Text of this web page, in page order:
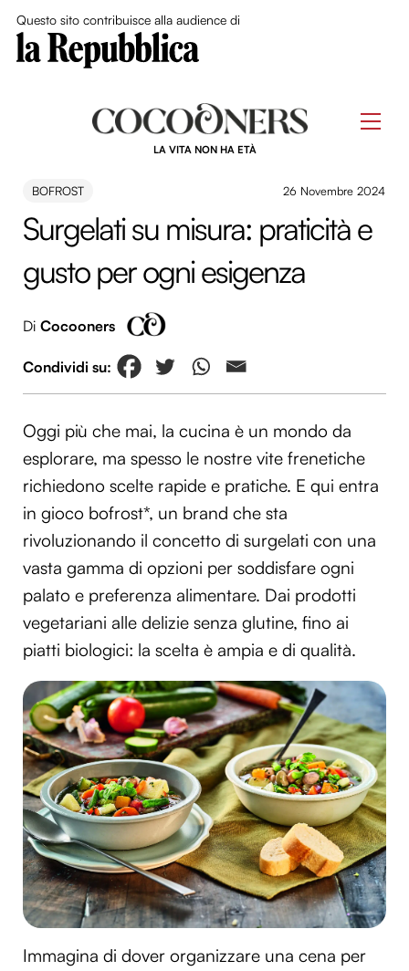
Questo sito contribuisce alla audience di
LA VITA NON HA ETÀ
BOFROST 26 Novembre 2024
Surgelati su misura: praticità e
gusto per ogni esigenza
Di Cocooners
Oggi più che mai, la cucina è un mondo da
esplorare, ma spesso le nostre vite frenetiche
richiedono scelte rapide e pratiche. E qui entra
in gioco bofrost*, un brand che sta
rivoluzionando il concetto di surgelati con una
vasta gamma di opzioni per soddisfare ogni
palato e preferenza alimentare. Dai prodotti
vegetariani alle delizie senza glutine, fino ai
piatti biologici: la scelta è ampia e di qualità.
Immagina di dover organizzare una cena per